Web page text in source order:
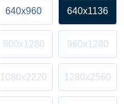
640x960 640x1136
800x1280 960x1280
1080x2220 1280x2560